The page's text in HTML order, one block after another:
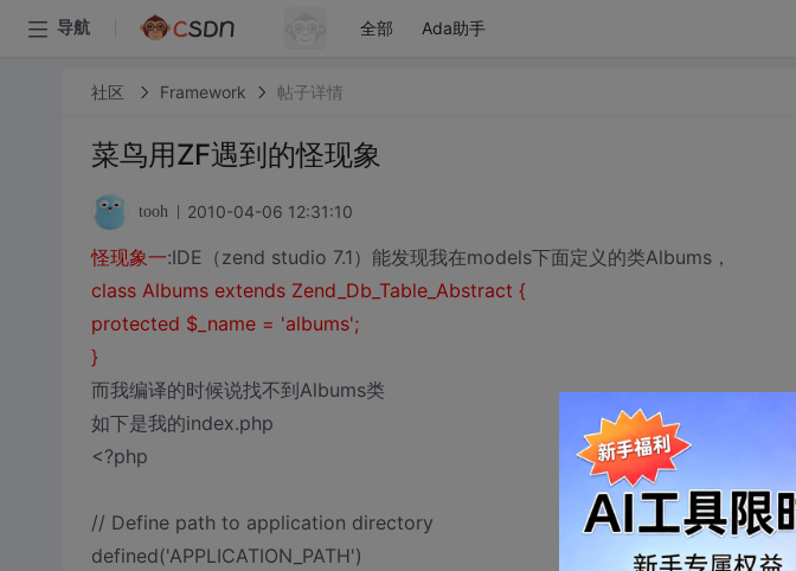
导航 全部 Ada助手
社区 Framework 帖子详情
菜鸟用ZF遇到的怪现象
tooh 2010-04-06 12:31:10
怪现象一:IDE（zend studio 7.1）能发现我在models下面定义的类Albums，
class Albums extends Zend_Db_Table_Abstract {
protected $_name = 'albums';
}
而我编译的时候说找不到Albums类
如下是我的index.php
<?php
// Define path to application directory
defined('APPLICATION_PATH')